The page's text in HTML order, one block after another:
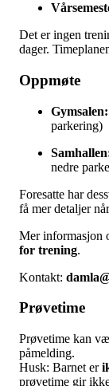
Det er ingen
dager.
Oppmøte
Gymsalen:
parkering)
nedre
Foresatte har
få mer detaljer
Mer informasjon
for trening.
Kontakt:
Prøvetime
Prøvetime kan
påmelding.
Husk: Barnet er
prøvetime gir